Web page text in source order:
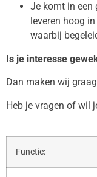
Je komt in een
leveren hoog
waarbij
Is je interesse
Dan maken wij
Heb je vragen of wil
Functie: